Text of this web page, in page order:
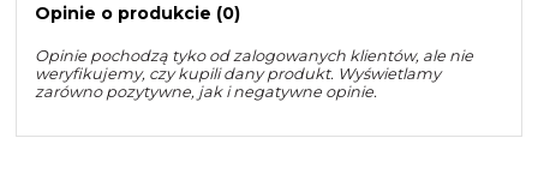
Opinie o produkcie (0)
Opinie pochodzą tyko od zalogowanych klientów, ale nie
weryfikujemy, czy kupili dany produkt. Wyświetlamy
zarówno pozytywne, jak i negatywne opinie.